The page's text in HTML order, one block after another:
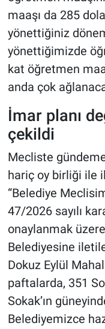
maaşı da 285
yönettiğiniz
yönettiğimizde
kat öğretmen
anda çok
İmar planı
çekildi
Mecliste
hariç oy birliği ile
“Belediye
47/2026 sayılı
onaylanmak
Belediyesine
Dokuz Eylül
paftalarda, 351
Sokak’ın
Belediyemizce